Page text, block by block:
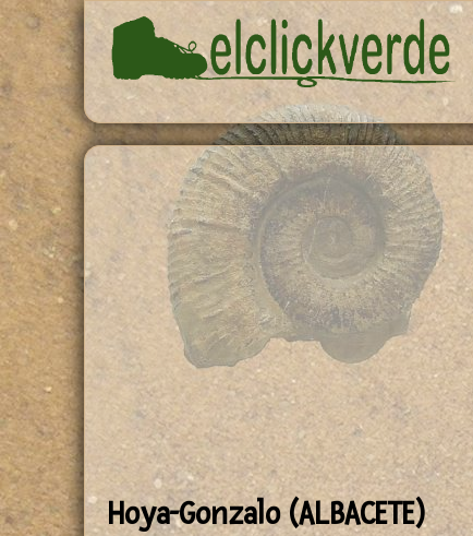
Pasar al contenido principal
Hoya-Gonzalo (ALBACETE)